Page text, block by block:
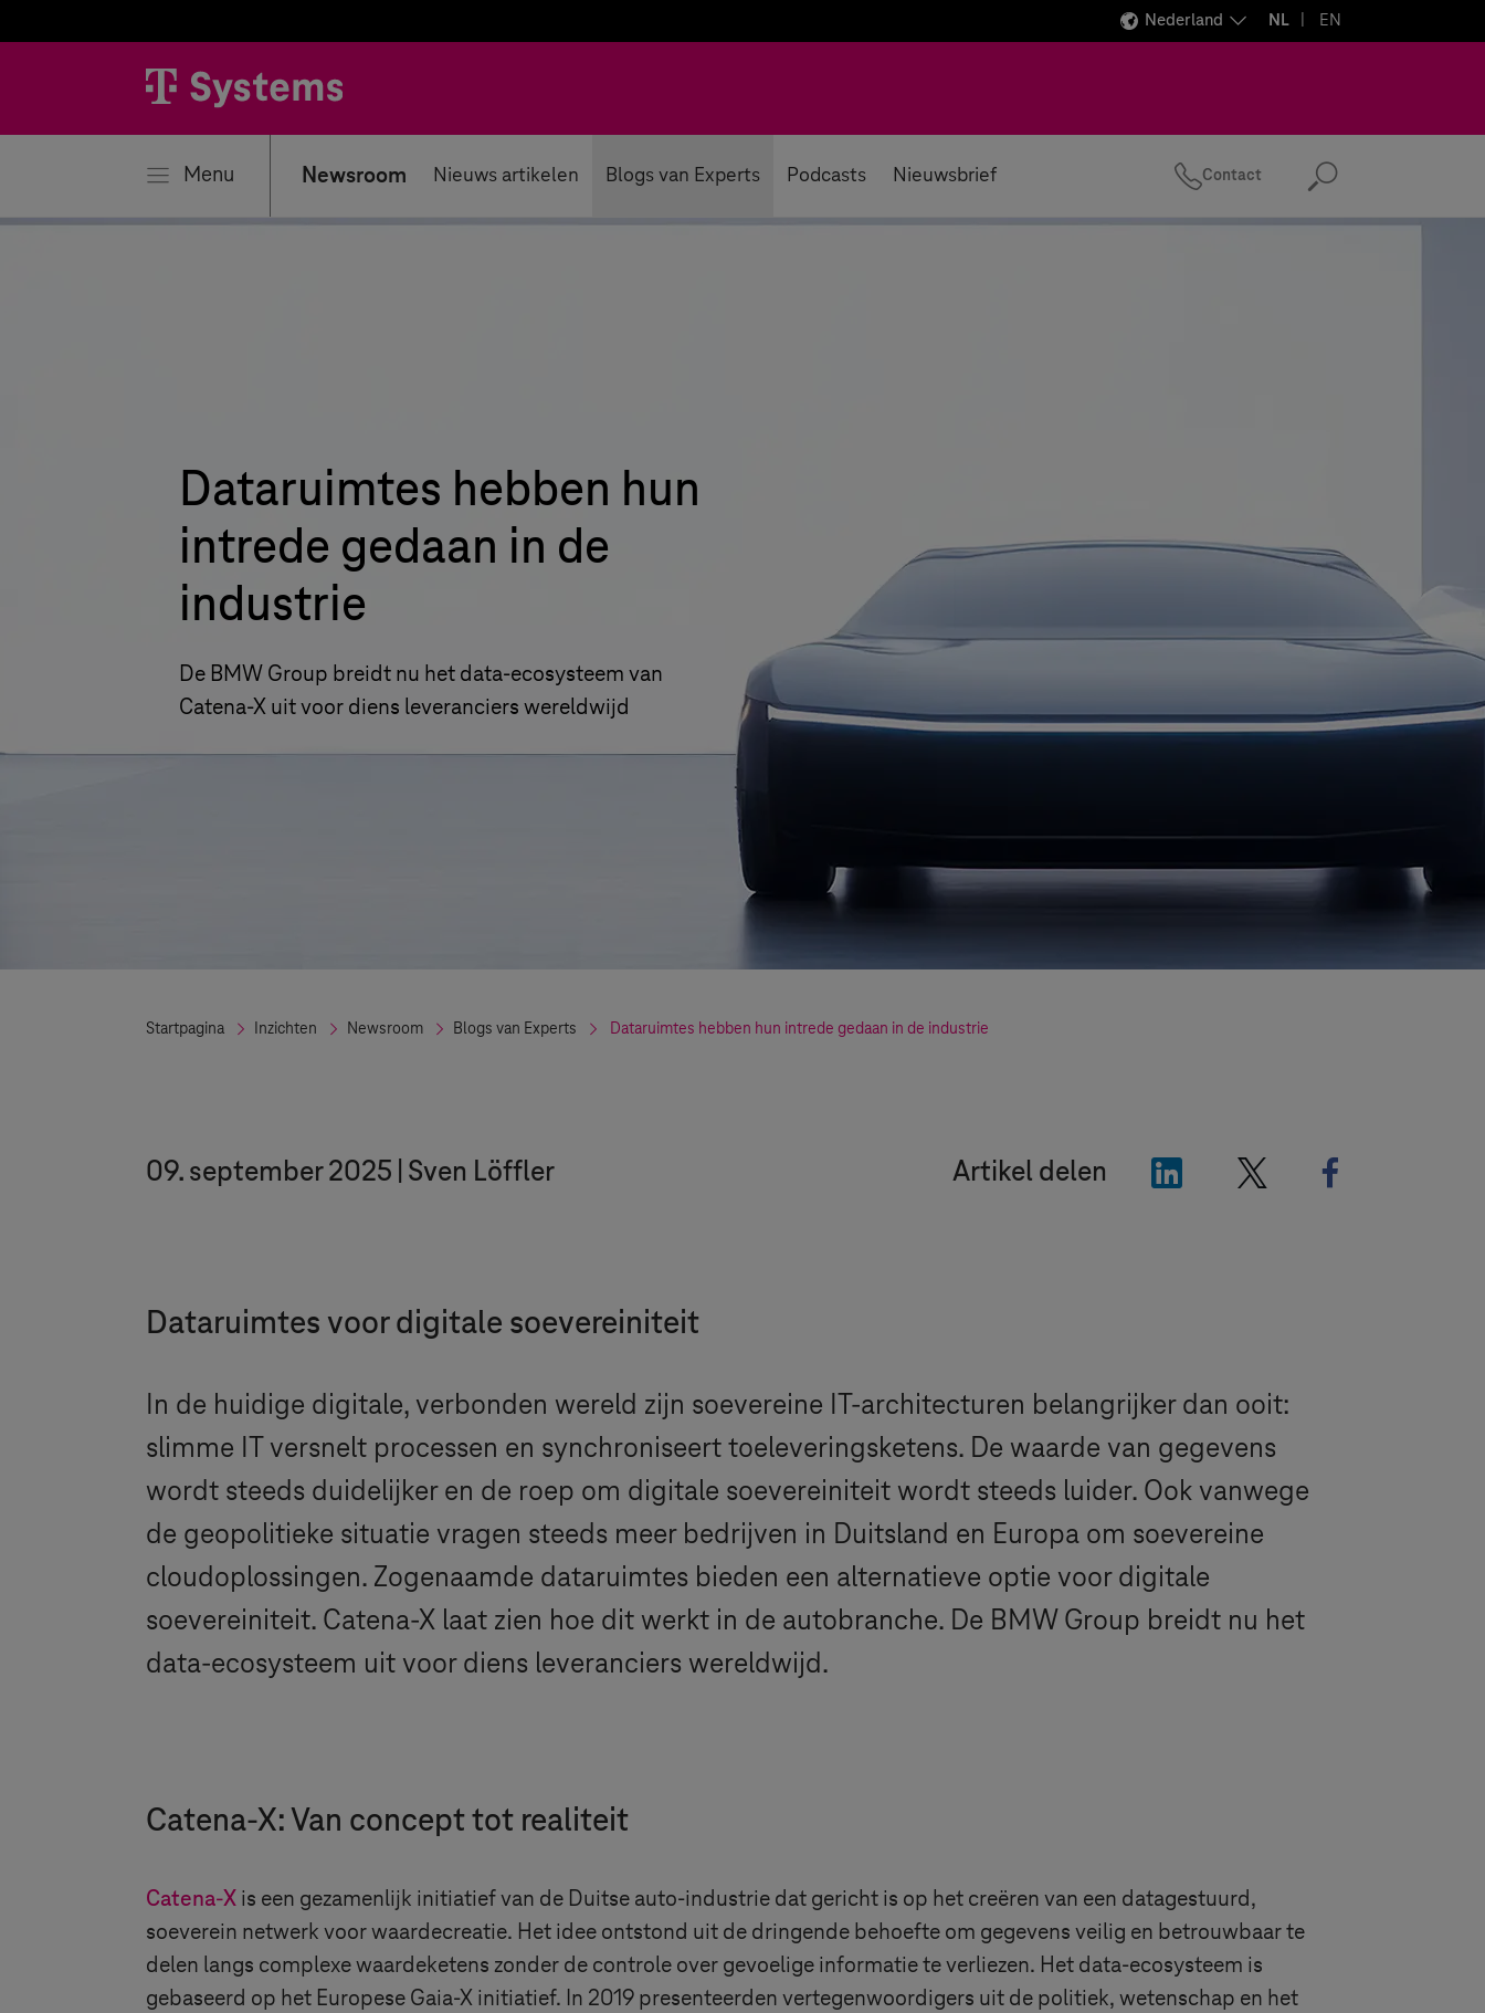
Nederland NL EN
Menu Newsroom Nieuws artikelen Blogs van Experts Podcasts Nieuwsbrief Contact Zoeken
Dataruimtes hebben hun
intrede gedaan in de
industrie
De BMW Group breidt nu het data-ecosysteem van
Catena-X uit voor diens leveranciers wereldwijd
Startpagina Inzichten Newsroom Blogs van Experts Dataruimtes hebben hun intrede gedaan in de industrie
09. september 2025 Sven Löffler Artikel delen "LinkedIn"
Dataruimtes voor digitale soevereiniteit
In de huidige digitale, verbonden wereld zijn soevereine IT-architecturen belangrijker dan ooit:
slimme IT versnelt processen en synchroniseert toeleveringsketens. De waarde van gegevens
wordt steeds duidelijker en de roep om digitale soevereiniteit wordt steeds luider. Ook vanwege
de geopolitieke situatie vragen steeds meer bedrijven in Duitsland en Europa om soevereine
cloudoplossingen. Zogenaamde dataruimtes bieden een alternatieve optie voor digitale
soevereiniteit. Catena-X laat zien hoe dit werkt in de autobranche. De BMW Group breidt nu het
data-ecosysteem uit voor diens leveranciers wereldwijd.
Catena-X: Van concept tot realiteit
Catena-X is een gezamenlijk initiatief van de Duitse auto-industrie dat gericht is op het creëren van een datagestuurd,
soeverein netwerk voor waardecreatie. Het idee ontstond uit de dringende behoefte om gegevens veilig en betrouwbaar te
delen langs complexe waardeketens zonder de controle over gevoelige informatie te verliezen. Het data-ecosysteem is
gebaseerd op het Europese Gaia-X initiatief. In 2019 presenteerden vertegenwoordigers uit de politiek, wetenschap en het